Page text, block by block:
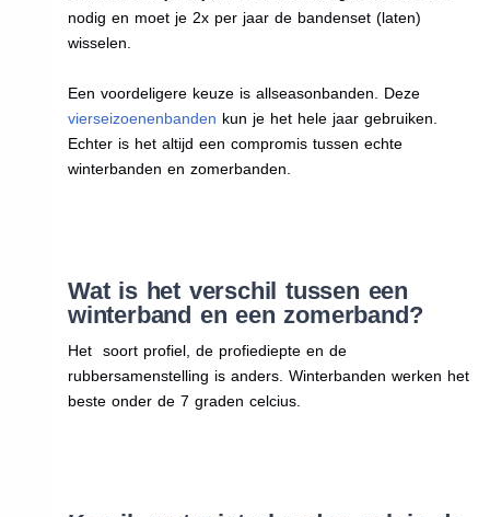
nodig en moet je 2x per jaar de bandenset (laten)
wisselen.
Een voordeligere keuze is allseasonbanden. Deze
vierseizoenenbanden kun je het hele jaar gebruiken.
Echter is het altijd een compromis tussen echte
winterbanden en zomerbanden.
Wat is het verschil tussen een
winterband en een zomerband?
Het soort profiel, de profiediepte en de
rubbersamenstelling is anders. Winterbanden werken het
beste onder de 7 graden celcius.